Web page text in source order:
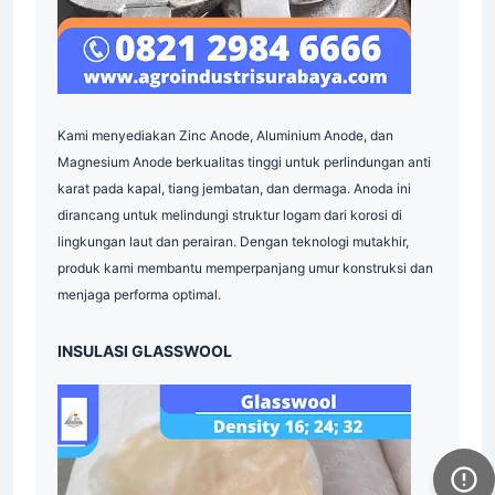
Serrated Grating Industri
Grating Galvanis
Supplier Grating Galvanis Indonesia
Pallet Mesh Industri
Pallet Mesh
Industri
Surabaya
Indonesia
Industrial
Industrial Supplier
Industrial Indonesia
Industrial Indonesia
Insulasi
Plat Industri
Industri Supplier
Kami menyediakan Zinc Anode, Aluminium Anode, dan
Magnesium Anode berkualitas tinggi untuk perlindungan anti
karat pada kapal, tiang jembatan, dan dermaga. Anoda ini
dirancang untuk melindungi struktur logam dari korosi di
lingkungan laut dan perairan. Dengan teknologi mutakhir,
produk kami membantu memperpanjang umur konstruksi dan
menjaga performa optimal.
INSULASI GLASSWOOL